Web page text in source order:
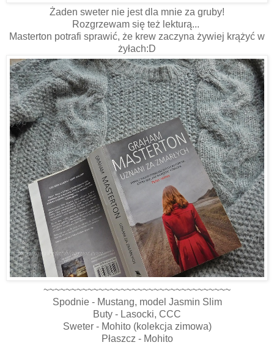
Żaden sweter nie jest dla mnie za gruby!
Rozgrzewam się też lekturą...
Masterton potrafi sprawić, że krew zaczyna żywiej krążyć w
żyłach:D
~~~~~~~~~~~~~~~~~~~~~~~~~~~~~~~~~~
Spodnie - Mustang, model Jasmin Slim
Buty - Lasocki, CCC
Sweter - Mohito (kolekcja zimowa)
Płaszcz - Mohito